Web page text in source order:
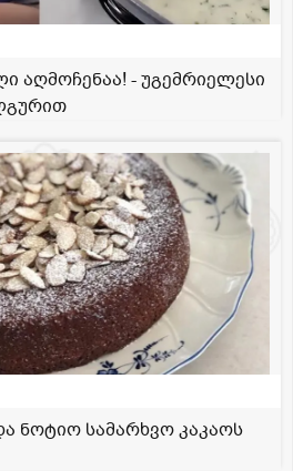
აღმოჩენაა! - უგემრიელესი
ნოტიო სამარხვო კაკაოს